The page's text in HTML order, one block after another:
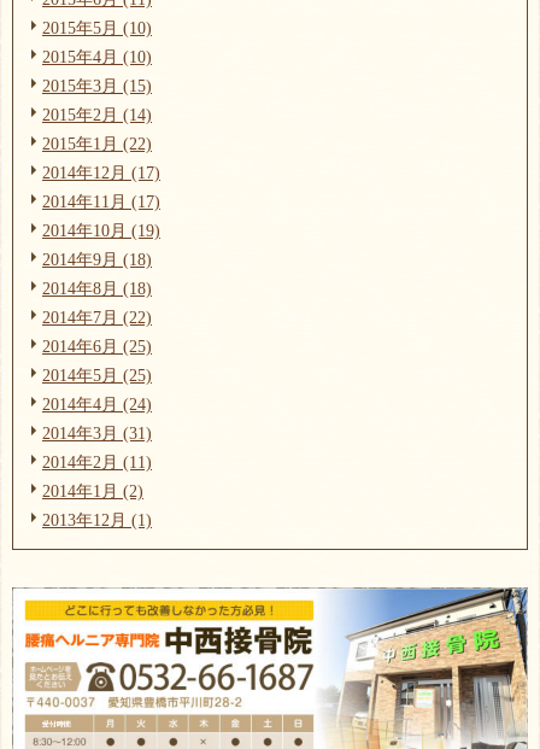
2015年5月 (10)
2015年4月 (10)
2015年3月 (15)
2015年2月 (14)
2015年1月 (22)
2014年12月 (17)
2014年11月 (17)
2014年10月 (19)
2014年9月 (18)
2014年8月 (18)
2014年7月 (22)
2014年6月 (25)
2014年5月 (25)
2014年4月 (24)
2014年3月 (31)
2014年2月 (11)
2014年1月 (2)
2013年12月 (1)